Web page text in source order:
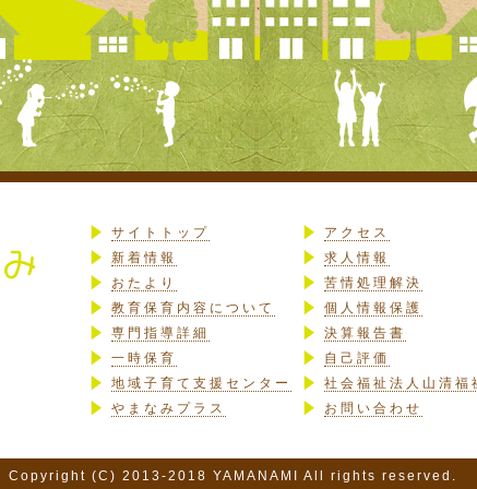
サイトトップ
新着情報
おたより
教育保育内容について
専門指導詳細
一時保育
地域子育て支援センター
やまなみプラス
アクセス
求人情報
苦情処理解決
個人情報保護
決算報告書
自己評価
社会福祉法人山清福
お問い合わせ
Copyright (C) 2013-2018 YAMANAMI All rights reserved.